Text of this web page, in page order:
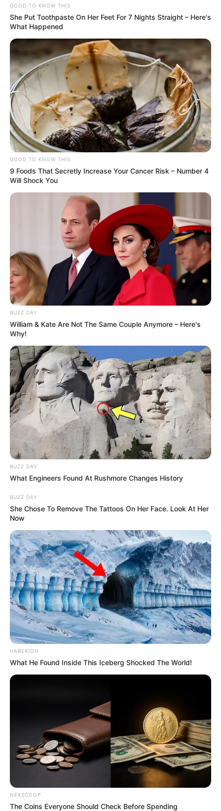
GOOD TO KNOW THIS
She Put Toothpaste On Her Feet For 7 Nights Straight – Here's
What Happened
GOOD TO KNOW THIS
9 Foods That Secretly Increase Your Cancer Risk – Number 4
Will Shock You
BUZZ DAY
William & Kate Are Not The Same Couple Anymore – Here's
Why!
BUZZ DAY
What Engineers Found At Rushmore Changes History
BUZZ DAY
She Chose To Remove The Tattoos On Her Face. Look At Her
Now
HABERION
What He Found Inside This Iceberg Shocked The World!
NEXSCOOP
The Coins Everyone Should Check Before Spending